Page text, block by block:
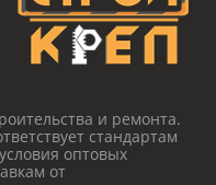
и ремонта.
стандартам
оптовых
от